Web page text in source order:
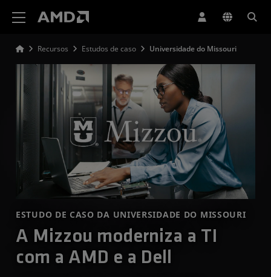
Recursos Estudos de caso Universidade do Missouri
ESTUDO DE CASO DA UNIVERSIDADE DO MISSOURI
A Mizzou moderniza a TI
com a AMD e a Dell